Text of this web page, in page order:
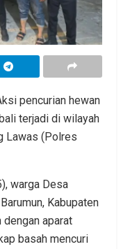
pencurian hewan
terjadi di wilayah
Lawas (Polres
warga Desa
Kabupaten
dengan aparat
basah mencuri